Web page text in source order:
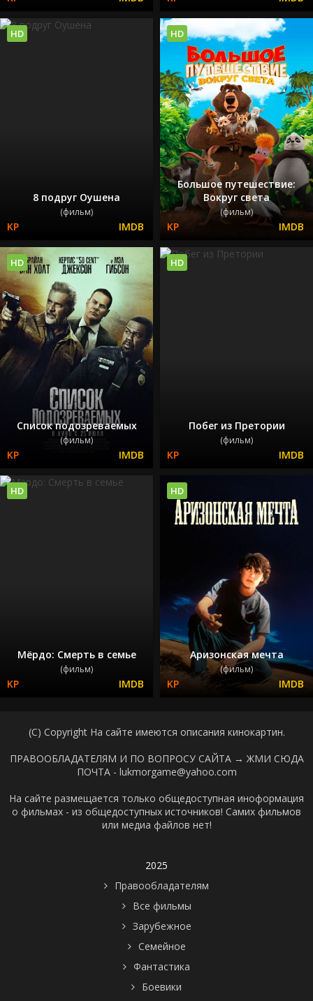
8 подруг Оушена
(фильм)
HD
Большое путешествие:
Вокруг света
(фильм)
HD
Список подозреваемых
(фильм)
HD
Побег из Претории
(фильм)
HD
Мёрдо: Смерть в семье
(фильм)
HD
Аризонская мечта
(фильм)
HD
(C) Copyright На сайте имеются описания кинокартин.
ПРАВООБЛАДАТЕЛЯМ И ПО ВОПРОСУ САЙТА → ЖМИ СЮДА
ПОЧТА - lukmorgame@yahoo.com
На сайте размещается только общедоступная иноформация
о фильмах - из общедоступных источников! Самих фильмов
или медиа файлов нет!
2025
Правообладателям
Все фильмы
Зарубежное
Семейное
Фантастика
Боевики